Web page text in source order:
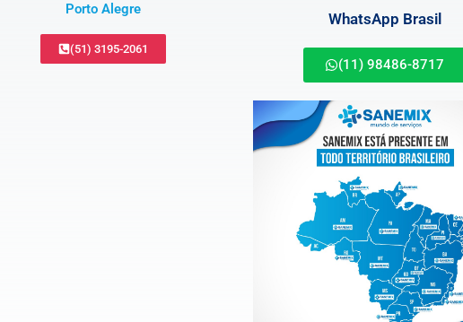
Porto Alegre
(51) 3195-2061
WhatsApp Brasil
(11) 98486-8717